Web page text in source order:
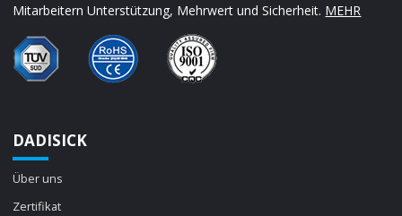
Mitarbeitern Unterstützung, Mehrwert und Sicherheit. MEHR
DADISICK
Über uns
Zertifikat